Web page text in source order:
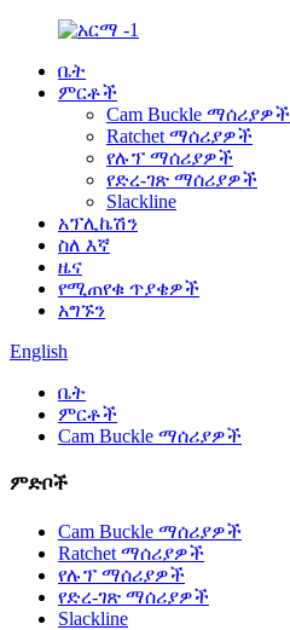
ቤት
ምርቶች
Cam Buckle ማሰሪያዎች
Ratchet ማሰሪያዎች
የሉፕ ማሰሪያዎች
የድረ-ገጽ ማሰሪያዎች
Slackline
አፕሊኬሽን
ስለ እኛ
ዜና
የሚጠየቁ ጥያቄዎች
አግኙን
English
ቤት
ምርቶች
Cam Buckle ማሰሪያዎች
ምድቦች
Cam Buckle ማሰሪያዎች
Ratchet ማሰሪያዎች
የሉፕ ማሰሪያዎች
የድረ-ገጽ ማሰሪያዎች
Slackline